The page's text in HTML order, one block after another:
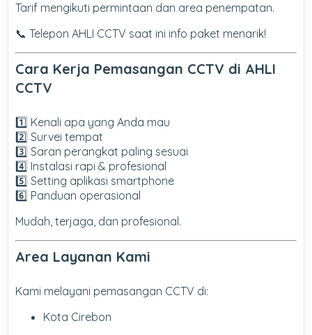
Tarif mengikuti permintaan dan area penempatan.
📞 Telepon AHLI CCTV saat ini info paket menarik!
Cara Kerja Pemasangan CCTV di AHLI
CCTV
1️⃣ Kenali apa yang Anda mau
2️⃣ Survei tempat
3️⃣ Saran perangkat paling sesuai
4️⃣ Instalasi rapi & profesional
5️⃣ Setting aplikasi smartphone
6️⃣ Panduan operasional
Mudah, terjaga, dan profesional.
Area Layanan Kami
Kami melayani pemasangan CCTV di:
Kota Cirebon